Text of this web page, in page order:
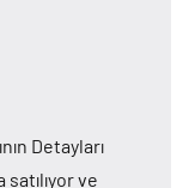
Detayları
ve